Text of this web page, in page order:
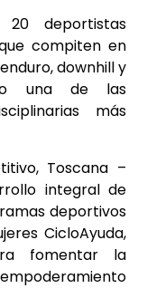
deportistas
compiten en
downhill y
una de las
más
Toscana –
integral de
deportivos
CicloAyuda,
fomentar la